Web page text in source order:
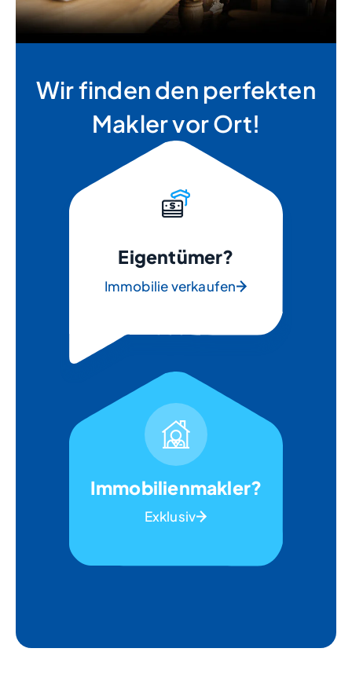
Wir finden den perfekten
Makler vor Ort!
Eigentümer?
Immobilie verkaufen
Immobilienmakler?
Exklusiv